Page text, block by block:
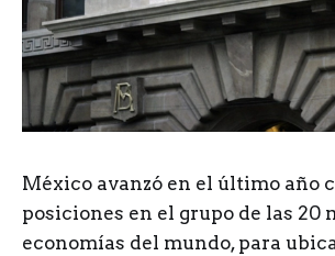
México avanzó en el último año
posiciones en el grupo de las 20
economías del mundo, para